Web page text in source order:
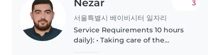
Nezar
서울특별시 베이비시터 일자리
3
Service Requirements 10 hours
daily): • Taking care of the